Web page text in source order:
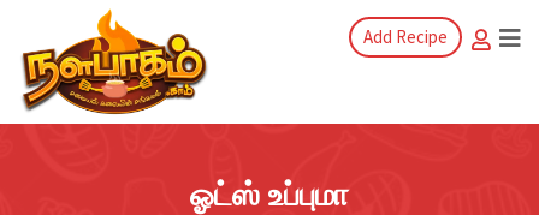
Add Recipe
ஓட்ஸ் உப்புமா